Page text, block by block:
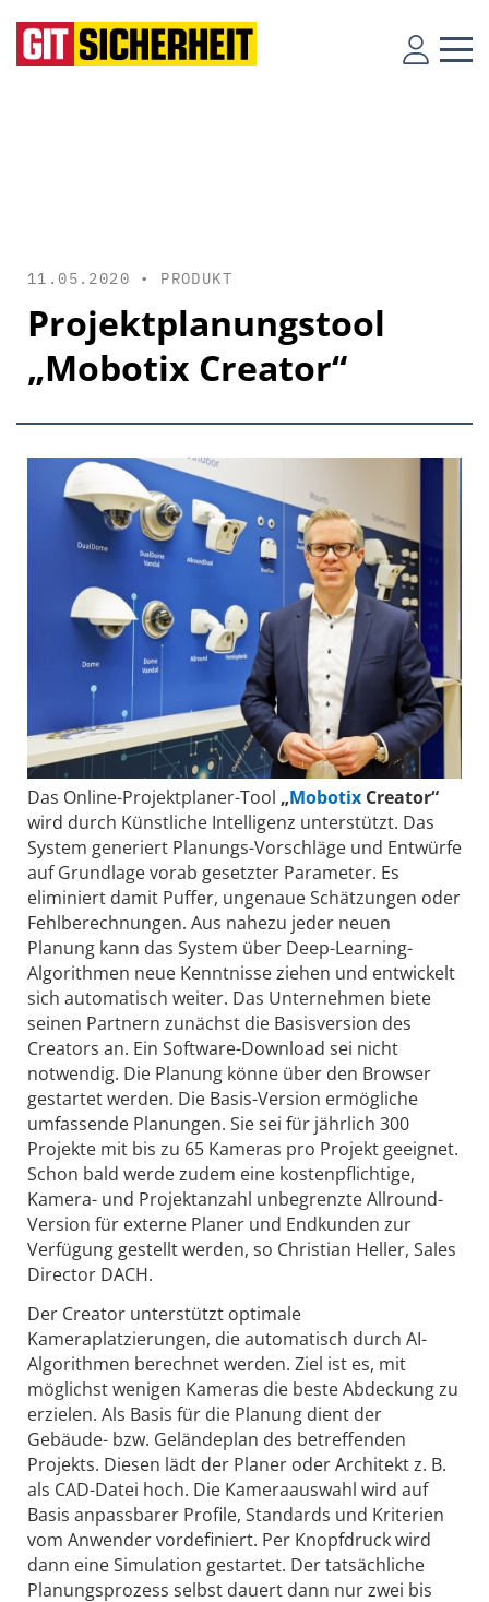
11.05.2020 • PRODUKT
Projektplanungstool
„Mobotix Creator“
Das Online-Projektplaner-Tool „Mobotix Creator“
wird durch Künstliche Intelligenz unterstützt. Das
System generiert Planungs-Vorschläge und Entwürfe
auf Grundlage vorab gesetzter Parameter. Es
eliminiert damit Puffer, ungenaue Schätzungen oder
Fehlberechnungen. Aus nahezu jeder neuen
Planung kann das System über Deep-Learning-
Algorithmen neue Kenntnisse ziehen und entwickelt
sich automatisch weiter. Das Unternehmen biete
seinen Partnern zunächst die Basisversion des
Creators an. Ein Software-Download sei nicht
notwendig. Die Planung könne über den Browser
gestartet werden. Die Basis-Version ermögliche
umfassende Planungen. Sie sei für jährlich 300
Projekte mit bis zu 65 Kameras pro Projekt geeignet.
Schon bald werde zudem eine kostenpflichtige,
Kamera- und Projektanzahl unbegrenzte Allround-
Version für externe Planer und Endkunden zur
Verfügung gestellt werden, so Christian Heller, Sales
Director DACH.
Der Creator unterstützt optimale
Kameraplatzierungen, die automatisch durch AI-
Algorithmen berechnet werden. Ziel ist es, mit
möglichst wenigen Kameras die beste Abdeckung zu
erzielen. Als Basis für die Planung dient der
Gebäude- bzw. Geländeplan des betreffenden
Projekts. Diesen lädt der Planer oder Architekt z. B.
als CAD-Datei hoch. Die Kameraauswahl wird auf
Basis anpassbarer Profile, Standards und Kriterien
vom Anwender vordefiniert. Per Knopfdruck wird
dann eine Simulation gestartet. Der tatsächliche
Planungsprozess selbst dauert dann nur zwei bis